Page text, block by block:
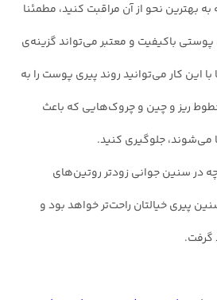
بهترین نحو از آن مراقبت کنید، مطمئنا
باکیفیت و معتبر می‌تواند گزینه‌ی
این کار می‌توانید روند پیری پوست را به
خطوط ریز و چین و چروک‌هایی که باعث
جلوگیری کنید.
در سنین جوانی زودتر روتین‌های
پیری خیالتان راحت‌تر خواهد بود و
گرفت.